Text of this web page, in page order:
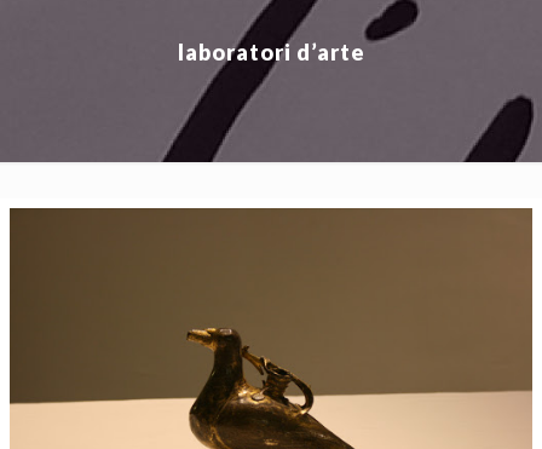
laboratori d’arte